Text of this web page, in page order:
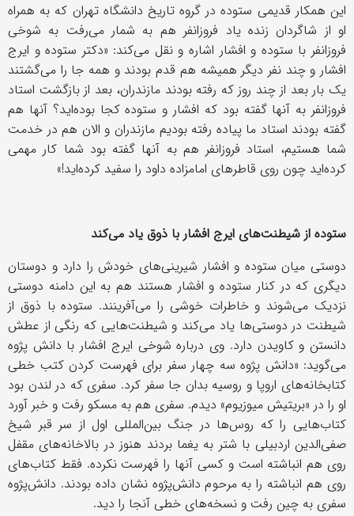
این همکار قدیمی ستوده در گروه تاریخ دانشگاه تهران که به همراه
او از شاگردان زنده یاد فروزانفر هم به شمار می‌رفت به شوخی
فروزانفر با ستوده و افشار اشاره و نقل می‌کند: «دکتر ستوده و ایرج
افشار و چند نفر دیگر همیشه هم قدم بودند و همه جا را می‌گشتند
یک بار بعد از چند روز که رفته بودند مازندران، بعد از بازگشت استاد
فروزانفر به آنها گفته بود که افشار و ستوده کجا بوده‌اید؟ آنها هم
گفته بودند استاد ما پیاده رفته بودیم مازندران و الان هم در خدمت
شما هستیم، استاد فروزانفر هم به آنها گفته بود شما کار مهمی
کرده‌اید چون روی قاطرهای امامزاده داود را سفید کرده‌اید!»
ستوده از شیطنت‌های ایرج افشار با ذوق یاد می‌کند
دوستی میان ستوده و افشار شیرینی‌های خودش را دارد و دوستان
دیگری که در کنار ستوده و افشار هستند هم به این دامنه دوستی
نزدیک می‌شوند و خاطرات خوشی را می‌آفرینند. ستوده با ذوق از
شیطنت در دوستی‌ها یاد می‌کند و شیطنت‌هایی که رنگی از عطش
دانستن و کاویدن دارد. وی درباره شوخی ایرج افشار با دانش پژوه
می‌گوید: «دانش پژوه سه چهار سفر برای فهرست کردن کتب خطی
کتابخانه‌های اروپا و روسیه بدان جا سفر کرد. سفری که در لندن بود
او را در «بریتیش میوزیوم» دیدم. سفری هم به مسکو رفت و خبر آورد
کتاب‌هایی را که روس‌ها در جنگ بین‌المللی اول از سر قبر شیخ
صفی‌الدین اردبیلی با شتر به یغما بردند هنوز در بالاخانه‌های مقفل
روی ‌هم انباشته است و کسی آنها را فهرست نکرده. فقط کتاب‌های
روی هم انباشته را به مرحوم دانش‌پژوه نشان داده بودند. دانش‌پژوه
سفری به چین رفت و نسخه‌های خطی آنجا را دید.